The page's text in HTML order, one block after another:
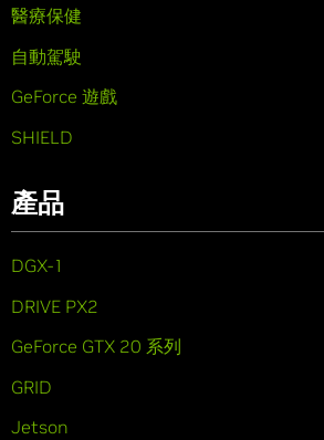
醫療保健
自動駕駛
GeForce 遊戲
SHIELD
產品
DGX-1
DRIVE PX2
GeForce GTX 20 系列
GRID
Jetson